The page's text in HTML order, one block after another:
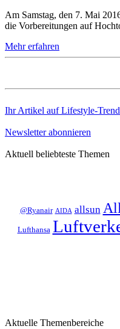
Am Samstag, den 7. Mai
die Vorbereitungen auf
Mehr erfahren
Ihr Artikel auf Lifestyle-
Newsletter abonnieren
Aktuell beliebteste Themen
@Ryanair AIDA allsun
Lufthansa
Aktuelle Themenbereiche